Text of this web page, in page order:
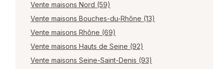
Vente maisons Nord (59)
Vente maisons Bouches-du-Rhône (13)
Vente maisons Rhône (69)
Vente maisons Hauts de Seine (92)
Vente maisons Seine-Saint-Denis (93)